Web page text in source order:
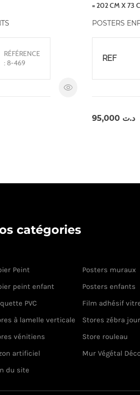
RÉFÉRENCE
: 8-469
= 202 CM X 73
POSTERS
REF
د.ت
catégories
Peint
Posters muraux
peint enfant
Posters enfants
PVC
Film adhésif
à lamelle verticale
Stores zébra
vénitiens
Store rouleau
artificiel
Mur Végétal
du site